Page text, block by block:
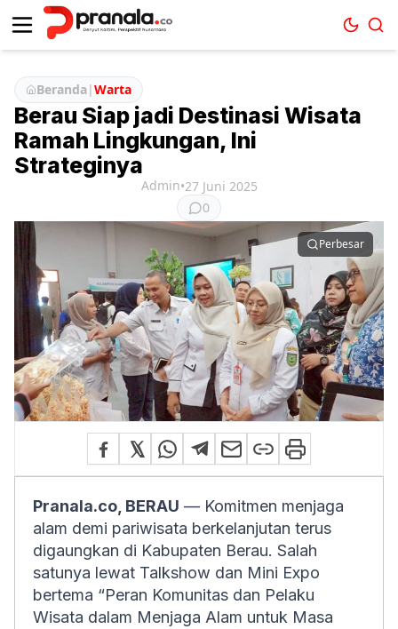
Beranda|Warta
Berau Siap jadi Destinasi Wisata
Ramah Lingkungan, Ini
Strateginya
Admin•27 Juni 2025
0
Perbesar
Pranala.co, BERAU — Komitmen menjaga
alam demi pariwisata berkelanjutan terus
digaungkan di Kabupaten Berau. Salah
satunya lewat Talkshow dan Mini Expo
bertema “Peran Komunitas dan Pelaku
Wisata dalam Menjaga Alam untuk Masa